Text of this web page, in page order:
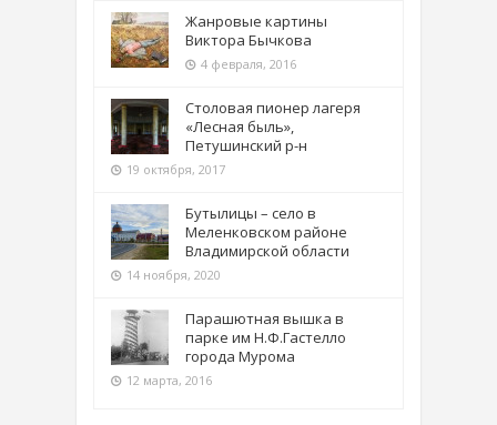
Жанровые картины
Виктора Бычкова
4 февраля, 2016
Столовая пионер лагеря
«Лесная быль»,
Петушинский р-н
19 октября, 2017
Бутылицы – село в
Меленковском районе
Владимирской области
14 ноября, 2020
Парашютная вышка в
парке им Н.Ф.Гастелло
города Мурома
12 марта, 2016